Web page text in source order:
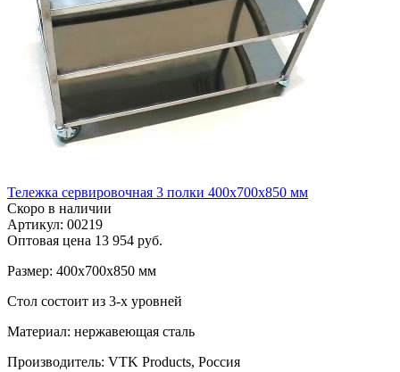
Тележка сервировочная 3 полки 400х700х850 мм
Скоро в наличии
Артикул: 00219
Оптовая цена 13 954 руб.
Размер: 400х700х850 мм
Стол состоит из 3-х уровней
Материал: нержавеющая сталь
Производитель: VTK Products, Россия